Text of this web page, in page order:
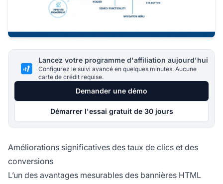
Lancez votre programme d'affiliation aujourd'hui
Configurez le suivi avancé en quelques minutes. Aucune
carte de crédit requise.
Demander une démo
Démarrer l'essai gratuit de 30 jours
Améliorations significatives des taux de clics et des
conversions
L’un des avantages mesurables des bannières HTML